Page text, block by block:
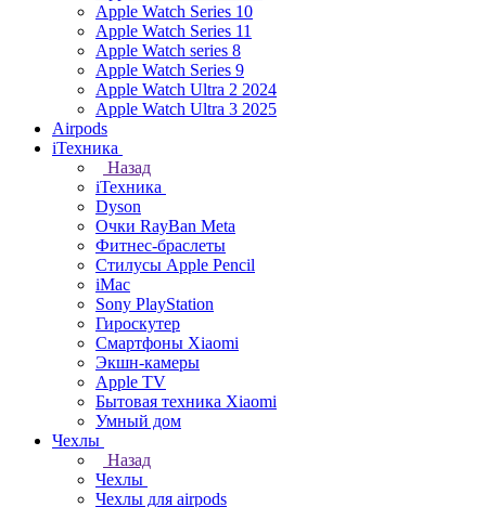
Apple Watch Series 10
Apple Watch Series 11
Apple Watch series 8
Apple Watch Series 9
Apple Watch Ultra 2 2024
Apple Watch Ultra 3 2025
Airpods
iТехника
Назад
iТехника
Dyson
Очки RayBan Meta
Фитнес-браслеты
Стилусы Apple Pencil
iMac
Sony PlayStation
Гироскутер
Смартфоны Xiaomi
Экшн-камеры
Apple TV
Бытовая техника Xiaomi
Умный дом
Чехлы
Назад
Чехлы
Чехлы для airpods